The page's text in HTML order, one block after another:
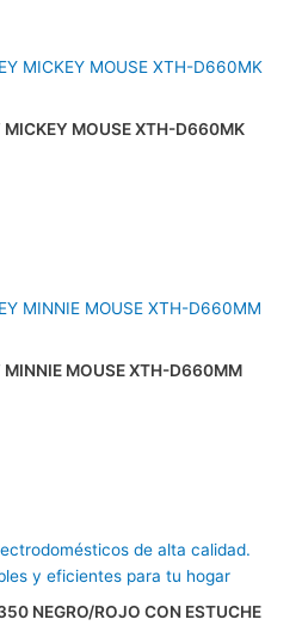
MICKEY MOUSE XTH-D660MK
MINNIE MOUSE XTH-D660MM
NEGRO/ROJO CON ESTUCHE